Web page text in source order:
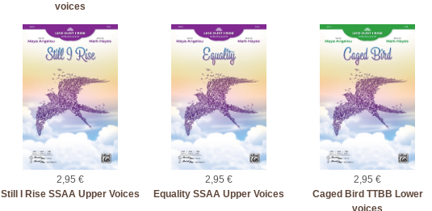
voices
2,95 €
Still I Rise SSAA Upper Voices
2,95 €
Equality SSAA Upper Voices
2,95 €
Caged Bird TTBB Lower
voices